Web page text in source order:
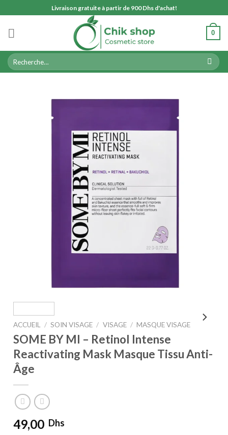
to
content
Livraison gratuite à partir de 900 Dhs d'achat!
0
Recherche
pour :
ACCUEIL / SOIN VISAGE / VISAGE / MASQUE VISAGE
SOME BY MI – Retinol Intense
Reactivating Mask Masque Tissu Anti-
Âge
49,00 Dhs